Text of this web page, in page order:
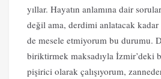
yıllar. Hayatın anlamına dair
değil ama, derdimi anlatacak kadar
de mesele etmiyorum bu durumu.
biriktirmek maksadıyla İzmir’deki
pişirici olarak çalışıyorum,